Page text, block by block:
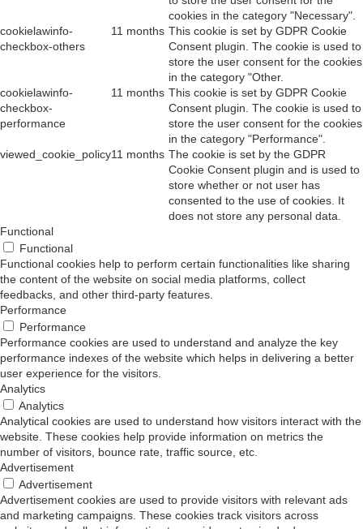
cookies in the category "Necessary".
cookielawinfo-
checkbox-others
11 months This cookie is set by GDPR Cookie
Consent plugin. The cookie is used to
store the user consent for the cookies
in the category "Other.
cookielawinfo-
checkbox-
performance
11 months This cookie is set by GDPR Cookie
Consent plugin. The cookie is used to
store the user consent for the cookies
in the category "Performance".
viewed_cookie_policy11 months The cookie is set by the GDPR
Cookie Consent plugin and is used to
store whether or not user has
consented to the use of cookies. It
does not store any personal data.
Functional
Functional
Functional cookies help to perform certain functionalities like sharing
the content of the website on social media platforms, collect
feedbacks, and other third-party features.
Performance
Performance
Performance cookies are used to understand and analyze the key
performance indexes of the website which helps in delivering a better
user experience for the visitors.
Analytics
Analytics
Analytical cookies are used to understand how visitors interact with the
website. These cookies help provide information on metrics the
number of visitors, bounce rate, traffic source, etc.
Advertisement
Advertisement
Advertisement cookies are used to provide visitors with relevant ads
and marketing campaigns. These cookies track visitors across